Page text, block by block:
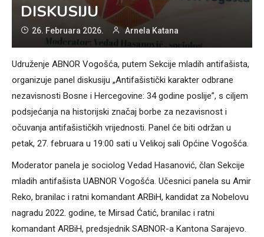
DISKUSIJU
26. Februara 2026. Arnela Katana
Udruženje ABNOR Vogošća, putem Sekcije mladih antifašista,
organizuje panel diskusiju „Antifašistički karakter odbrane
nezavisnosti Bosne i Hercegovine: 34 godine poslije”, s ciljem
podsjećanja na historijski značaj borbe za nezavisnost i
očuvanja antifašističkih vrijednosti. Panel će biti održan u
petak, 27. februara u 19:00 sati u Velikoj sali Općine Vogošća.
Moderator panela je sociolog Vedad Hasanović, član Sekcije
mladih antifašista UABNOR Vogošća. Učesnici panela su Amir
Reko, branilac i ratni komandant ARBiH, kandidat za Nobelovu
nagradu 2022. godine, te Mirsad Ćatić, branilac i ratni
komandant ARBiH, predsjednik SABNOR-a Kantona Sarajevo.